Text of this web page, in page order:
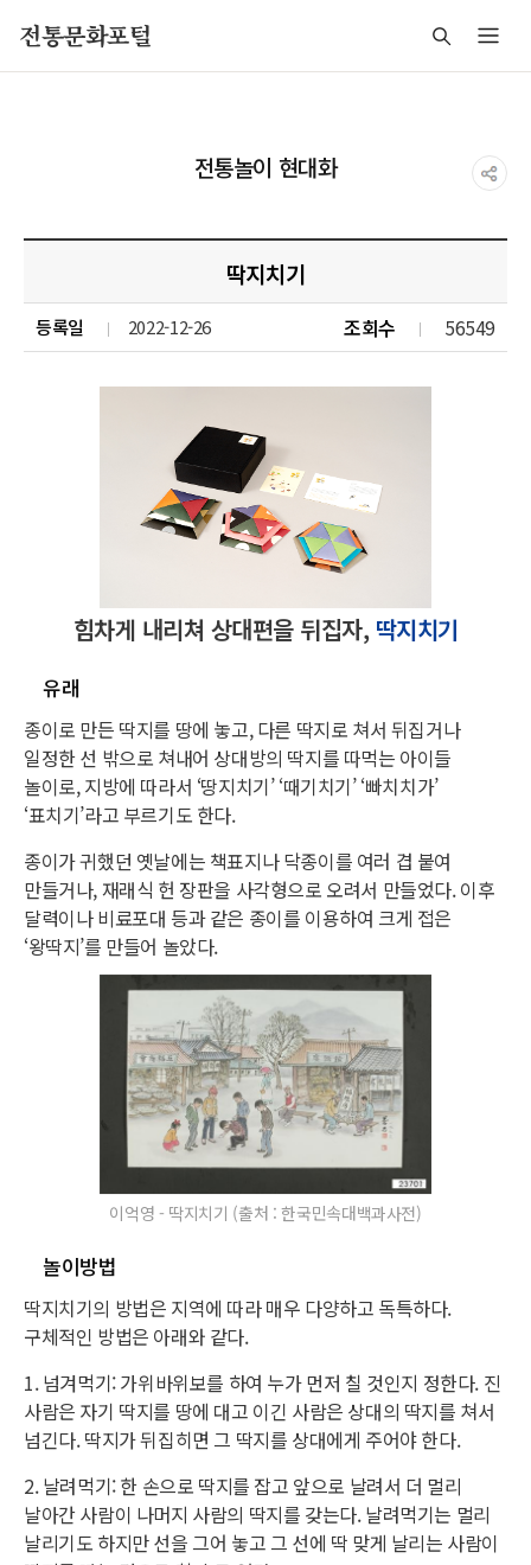
전통문화포털
전통놀이 현대화
딱지치기
등록일 2022-12-26 조회수 56549
힘차게 내리쳐 상대편을 뒤집자, 딱지치기
유래
종이로 만든 딱지를 땅에 놓고, 다른 딱지로 쳐서 뒤집거나
일정한 선 밖으로 쳐내어 상대방의 딱지를 따먹는 아이들
놀이로, 지방에 따라서 ‘땅지치기’ ‘때기치기’ ‘빠치치가’
‘표치기’라고 부르기도 한다.
종이가 귀했던 옛날에는 책표지나 닥종이를 여러 겹 붙여
만들거나, 재래식 헌 장판을 사각형으로 오려서 만들었다. 이후
달력이나 비료포대 등과 같은 종이를 이용하여 크게 접은
‘왕딱지’를 만들어 놀았다.
이억영 - 딱지치기 (출처 : 한국민속대백과사전)
놀이방법
딱지치기의 방법은 지역에 따라 매우 다양하고 독특하다.
구체적인 방법은 아래와 같다.
1. 넘겨먹기: 가위바위보를 하여 누가 먼저 칠 것인지 정한다. 진
사람은 자기 딱지를 땅에 대고 이긴 사람은 상대의 딱지를 쳐서
넘긴다. 딱지가 뒤집히면 그 딱지를 상대에게 주어야 한다.
2. 날려먹기: 한 손으로 딱지를 잡고 앞으로 날려서 더 멀리
날아간 사람이 나머지 사람의 딱지를 갖는다. 날려먹기는 멀리
날리기도 하지만 선을 그어 놓고 그 선에 딱 맞게 날리는 사람이